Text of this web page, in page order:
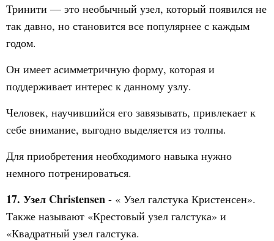
Тринити — это необычный узел, который появился не
так давно, но становится все популярнее с каждым
годом.
Он имеет асимметричную форму, которая и
поддерживает интерес к данному узлу.
Человек, научившийся его завязывать, привлекает к
себе внимание, выгодно выделяется из толпы.
Для приобретения необходимого навыка нужно
немного потренироваться.
17. Узел Christensen - « Узел галстука Кристенсен».
Также называют «Крестовый узел галстука» и
«Квадратный узел галстука.